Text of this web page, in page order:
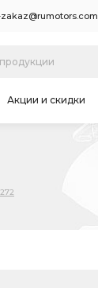
Акции и скидки